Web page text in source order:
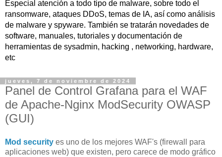
Especial atención a todo tipo de malware, sobre todo el
ransomware, ataques DDoS, temas de IA, así como análisis
de malware y spyware. También se tratarán novedades de
software, manuales, tutoriales y documentación de
herramientas de sysadmin, hacking , networking, hardware,
etc
jueves, 7 de noviembre de 2024
Panel de Control Grafana para el WAF
de Apache-Nginx ModSecurity OWASP
(GUI)
Mod security es uno de los mejores WAF's (firewall para
aplicaciones web) que existen, pero carece de modo gráfico